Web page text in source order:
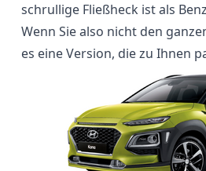
schrullige Fließheck ist als
Wenn Sie also nicht den
es eine Version, die zu Ihnen